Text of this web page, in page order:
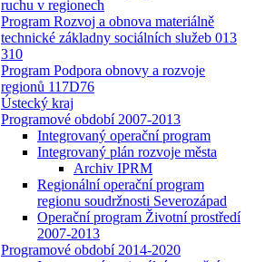
ruchu v regionech
Program Rozvoj a obnova materiálně
technické základny sociálních služeb 013
310
Program Podpora obnovy a rozvoje
regionů 117D76
Ústecký kraj
Programové období 2007-2013
Integrovaný operační program
Integrovaný plán rozvoje města
Archiv IPRM
Regionální operační program
regionu soudržnosti Severozápad
Operační program Životní prostředí
2007-2013
Programové období 2014-2020